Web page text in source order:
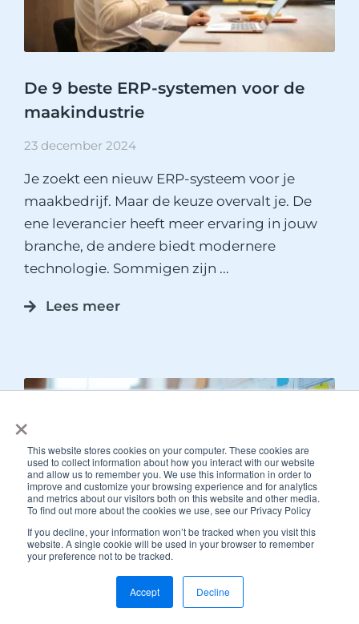
×
This website stores cookies on your computer. These cookies are
used to collect information about how you interact with our website
and allow us to remember you. We use this information in order to
improve and customize your browsing experience and for analytics
and metrics about our visitors both on this website and other media.
To find out more about the cookies we use, see our Privacy Policy
If you decline, your information won’t be tracked when you visit this
website. A single cookie will be used in your browser to remember
your preference not to be tracked.
Accept Decline
De 9 beste ERP-systemen voor de
maakindustrie
23 december 2024
Je zoekt een nieuw ERP-systeem voor je
maakbedrijf. Maar de keuze overvalt je. De
ene leverancier heeft meer ervaring in jouw
branche, de andere biedt modernere
technologie. Sommigen zijn ...
Lees meer
6 vragen die je helpen aan een
betere capaciteitsplanning voor je
Plan adviesgesprek